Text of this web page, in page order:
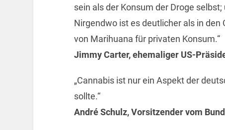
sein als der Konsum der Droge
Nirgendwo ist es deutlicher als in
von Marihuana für privaten Konsum.“
Jimmy Carter, ehemaliger US-
„Cannabis ist nur ein Aspekt der
sollte.“
André Schulz, Vorsitzender vom